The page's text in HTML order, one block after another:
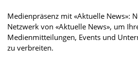
Medienpräsenz mit «Aktuelle News»:
Netzwerk von «Aktuelle News», um
Medienmitteilungen, Events und
zu verbreiten.